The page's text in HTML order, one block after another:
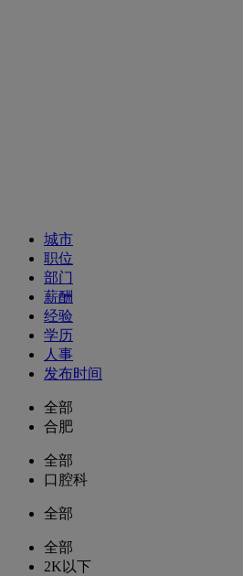
城市
职位
部门
薪酬
经验
学历
人事
发布时间
全部
合肥
全部
口腔科
全部
全部
2K以下